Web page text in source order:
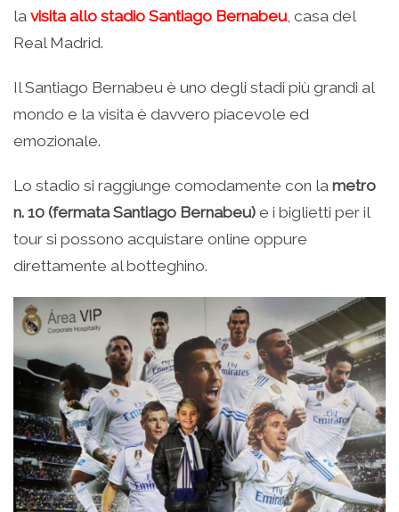
la visita allo stadio Santiago Bernabeu, casa del
Real Madrid.
Il Santiago Bernabeu è uno degli stadi più grandi al
mondo e la visita è davvero piacevole ed
emozionale.
Lo stadio si raggiunge comodamente con la metro
n. 10 (fermata Santiago Bernabeu) e i biglietti per il
tour si possono acquistare online oppure
direttamente al botteghino.